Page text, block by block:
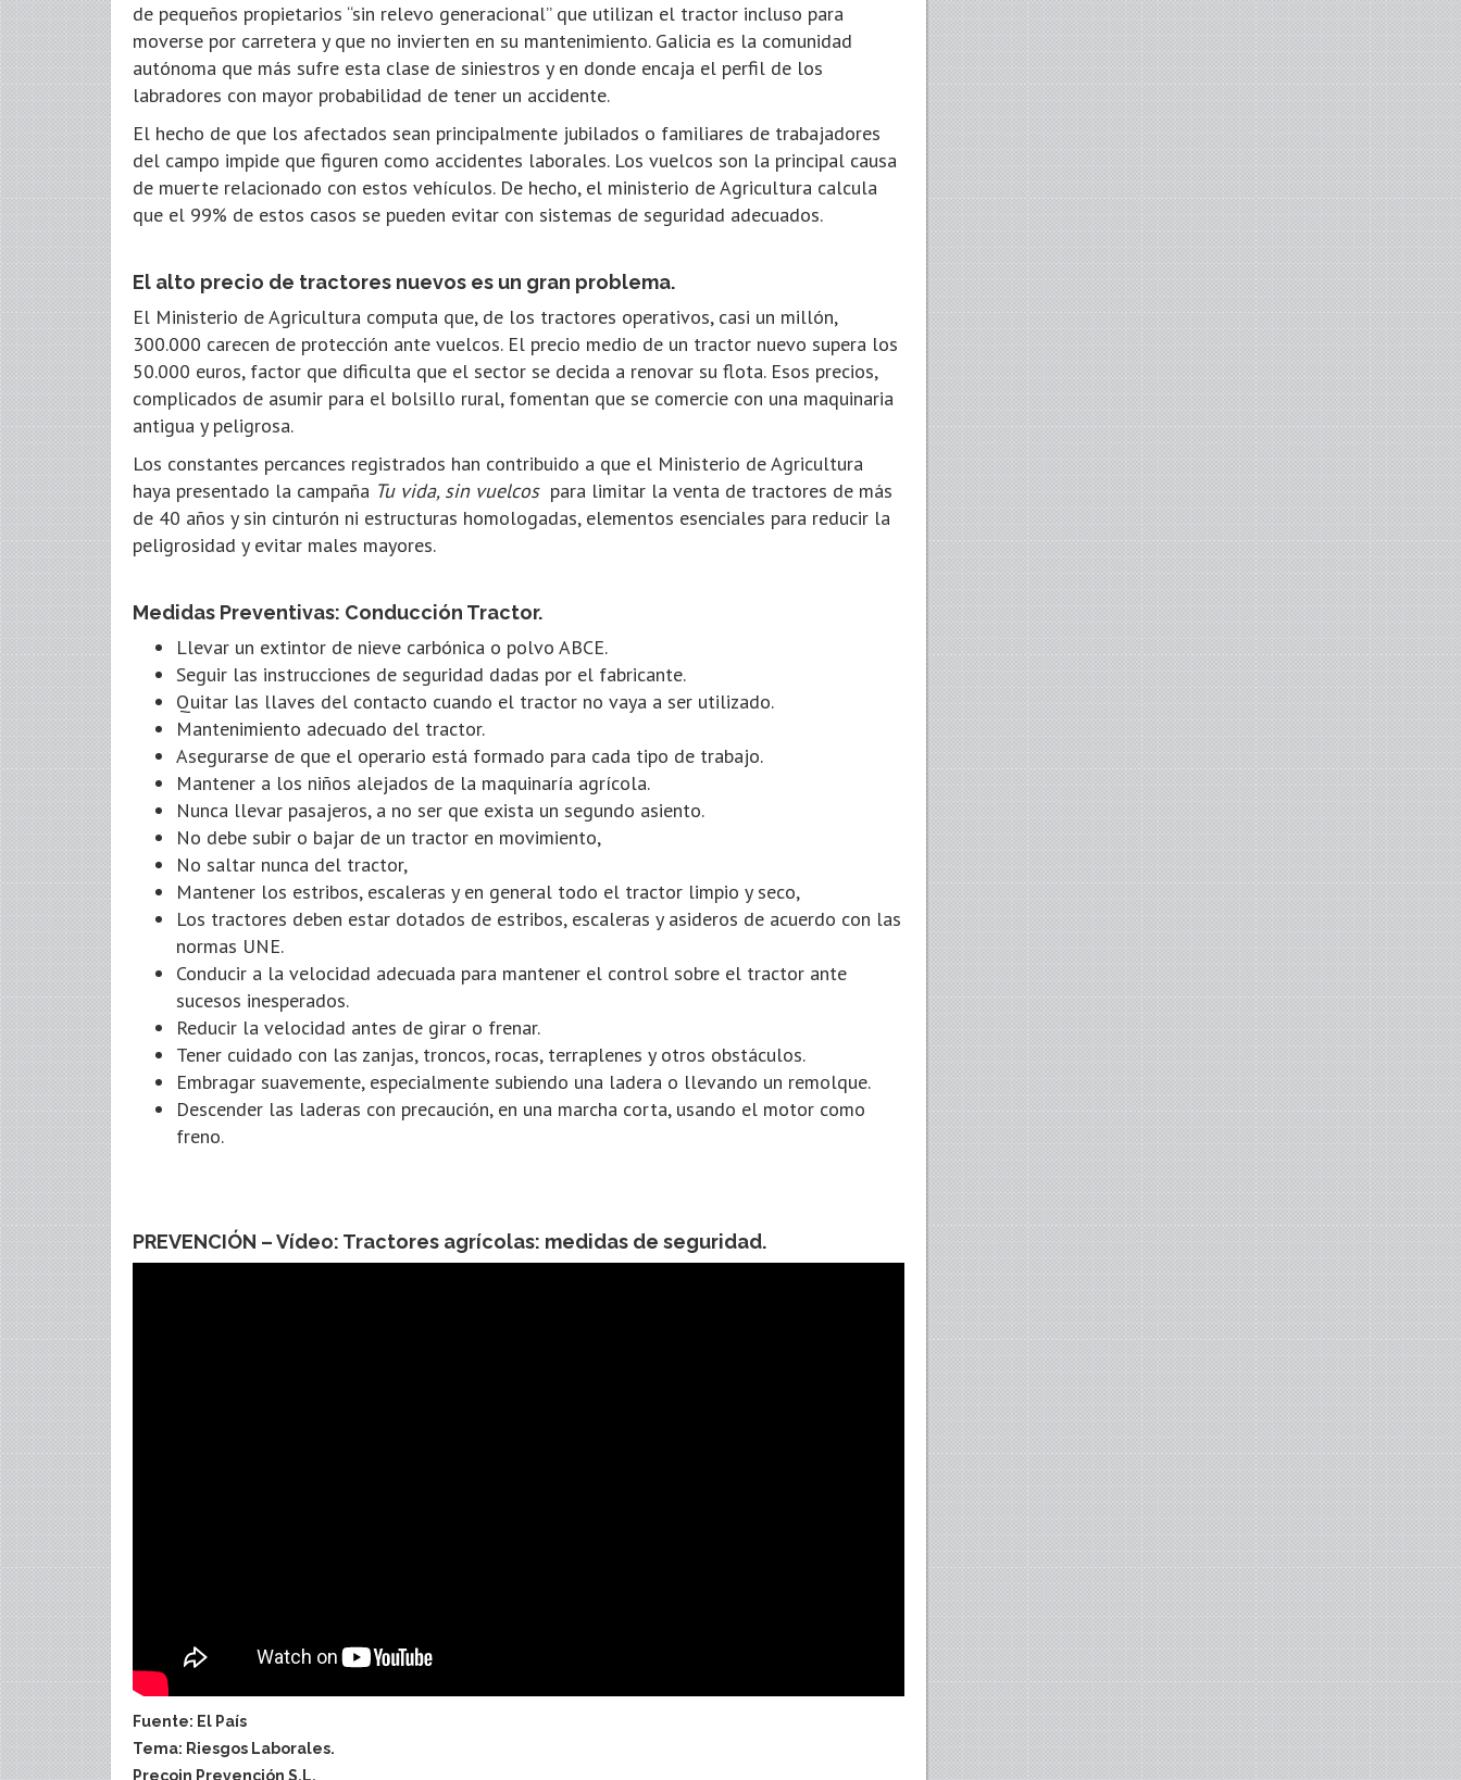
de pequeños propietarios “sin relevo generacional” que utilizan el tractor incluso para
moverse por carretera y que no invierten en su mantenimiento. Galicia es la comunidad
autónoma que más sufre esta clase de siniestros y en donde encaja el perfil de los
labradores con mayor probabilidad de tener un accidente.
El hecho de que los afectados sean principalmente jubilados o familiares de trabajadores
del campo impide que figuren como accidentes laborales. Los vuelcos son la principal causa
de muerte relacionado con estos vehículos. De hecho, el ministerio de Agricultura calcula
que el 99% de estos casos se pueden evitar con sistemas de seguridad adecuados.
El alto precio de tractores nuevos es un gran problema.
El Ministerio de Agricultura computa que, de los tractores operativos, casi un millón,
300.000 carecen de protección ante vuelcos. El precio medio de un tractor nuevo supera los
50.000 euros, factor que dificulta que el sector se decida a renovar su flota. Esos precios,
complicados de asumir para el bolsillo rural, fomentan que se comercie con una maquinaria
antigua y peligrosa.
Los constantes percances registrados han contribuido a que el Ministerio de Agricultura
haya presentado la campaña Tu vida, sin vuelcos para limitar la venta de tractores de más
de 40 años y sin cinturón ni estructuras homologadas, elementos esenciales para reducir la
peligrosidad y evitar males mayores.
Medidas Preventivas: Conducción Tractor.
Llevar un extintor de nieve carbónica o polvo ABCE.
Seguir las instrucciones de seguridad dadas por el fabricante.
Quitar las llaves del contacto cuando el tractor no vaya a ser utilizado.
Mantenimiento adecuado del tractor.
Asegurarse de que el operario está formado para cada tipo de trabajo.
Mantener a los niños alejados de la maquinaría agrícola.
Nunca llevar pasajeros, a no ser que exista un segundo asiento.
No debe subir o bajar de un tractor en movimiento,
No saltar nunca del tractor,
Mantener los estribos, escaleras y en general todo el tractor limpio y seco,
Los tractores deben estar dotados de estribos, escaleras y asideros de acuerdo con las
normas UNE.
Conducir a la velocidad adecuada para mantener el control sobre el tractor ante
sucesos inesperados.
Reducir la velocidad antes de girar o frenar.
Tener cuidado con las zanjas, troncos, rocas, terraplenes y otros obstáculos.
Embragar suavemente, especialmente subiendo una ladera o llevando un remolque.
Descender las laderas con precaución, en una marcha corta, usando el motor como
freno.
PREVENCIÓN – Vídeo: Tractores agrícolas: medidas de seguridad.
Fuente: El País
Tema: Riesgos Laborales.
Precoin Prevención S.L.